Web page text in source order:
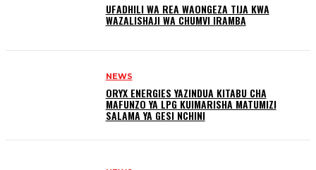
UFADHILI WA REA WAONGEZA TIJA KWA
WAZALISHAJI WA CHUMVI IRAMBA
NEWS
ORYX ENERGIES YAZINDUA KITABU CHA
MAFUNZO YA LPG KUIMARISHA MATUMIZI
SALAMA YA GESI NCHINI